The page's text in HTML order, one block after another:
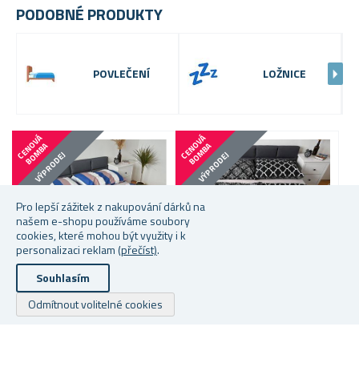
Pro lepší zážitek z nakupování dárků na
našem e-shopu používáme soubory
cookies, které mohou být využity i k
personalizaci reklam (přečíst).
Souhlasím
Odmítnout volitelné cookies
PODOBNÉ PRODUKTY
POVLEČENÍ LOŽNICE
C
E
N
O
V
Á
B
O
M
B
A
VÝPRODEJ
BAVLNĚNÉ POVLEČENÍ -
C
E
N
O
V
Á
B
O
M
B
A
VÝPRODEJ